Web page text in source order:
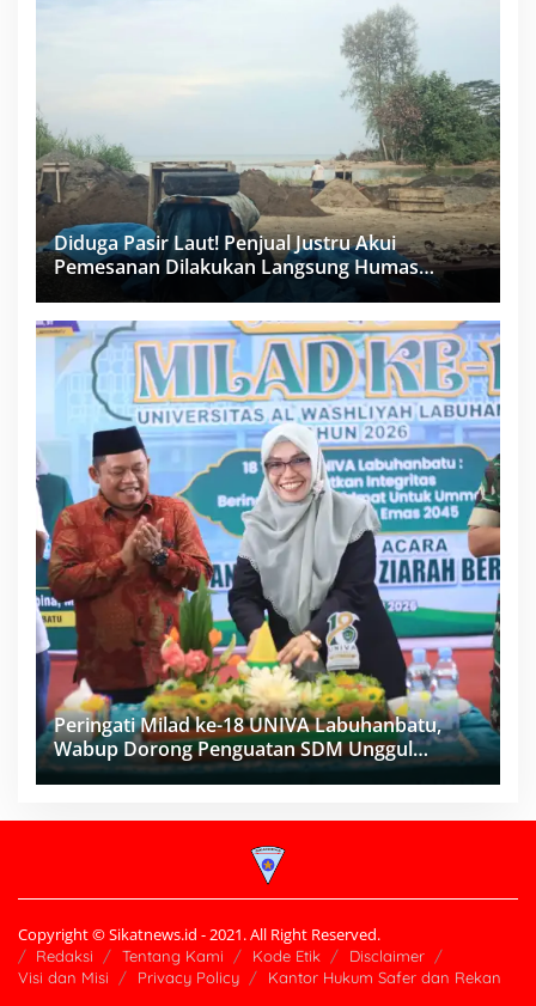
Diduga Pasir Laut! Penjual Justru Akui
Pemesanan Dilakukan Langsung Humas
Peringati Milad ke-18 UNIVA Labuhanbatu,
Wabup Dorong Penguatan SDM Unggul
Menuju Indonesia Emas 2045
Copyright © Sikatnews.id - 2021. All Right Reserved.
Redaksi Tentang Kami Kode Etik
Disclaimer
Visi dan Misi
Privacy Policy Kantor Hukum Safer dan Rekan